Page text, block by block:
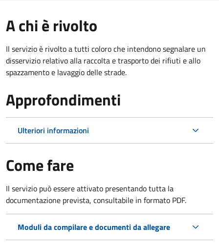
A chi è rivolto
Il servizio è rivolto a tutti coloro che intendono segnalare un
disservizio relativo alla raccolta e trasporto dei rifiuti e allo
spazzamento e lavaggio delle strade.
Approfondimenti
Ulteriori informazioni
Come fare
Il servizio può essere attivato presentando tutta la
documentazione prevista, consultabile in formato PDF.
Moduli da compilare e documenti da allegare